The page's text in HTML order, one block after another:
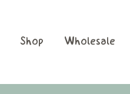
Shop Wholesale